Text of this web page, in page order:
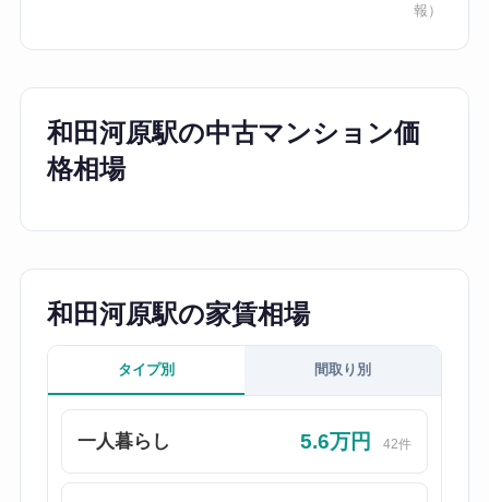
報）
和田河原駅の中古マンション価
格相場
和田河原駅の家賃相場
タイプ別 間取り別
一人暮らし 5.6万円 42件